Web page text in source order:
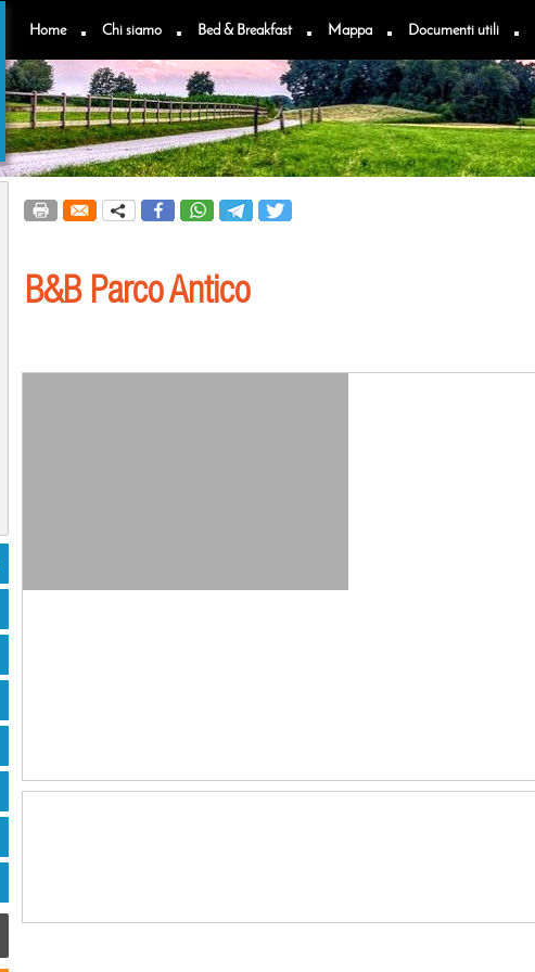
Home Chi siamo Bed & Breakfast Mappa Documenti utili
B&B Parco Antico